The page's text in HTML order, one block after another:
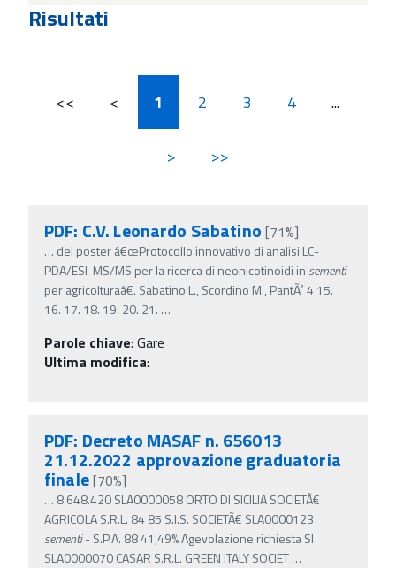
Risultati
<< < 1 2 3 4 ...
> >>
PDF: C.V. Leonardo Sabatino [71%]
… del poster â€œProtocollo innovativo di analisi LC-
PDA/ESI-MS/MS per la ricerca di neonicotinoidi in sementi
per agricolturaâ€. Sabatino L., Scordino M., PantÃ² 4 15.
16. 17. 18. 19. 20. 21. …
Parole chiave: Gare
Ultima modifica:
PDF: Decreto MASAF n. 656013
21.12.2022 approvazione graduatoria
finale[70%]
… 8.648.420 SLA0000058 ORTO DI SICILIA SOCIETÃ€
AGRICOLA S.R.L. 84 85 S.I.S. SOCIETÃ€ SLA0000123
sementi- S.P.A. 88 41,49% Agevolazione richiesta SI
SLA0000070 CASAR S.R.L. GREEN ITALY SOCIET…